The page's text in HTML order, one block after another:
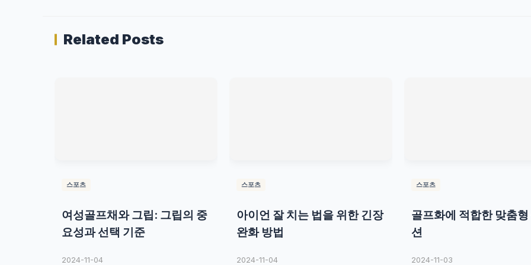
Related Posts
스포츠
여성골프채와 그립: 그립의 중
요성과 선택 기준
2024-11-04
스포츠
아이언 잘 치는 법을 위한 긴장
완화 방법
2024-11-04
스포츠
골프화에 적합한 맞춤
션
2024-11-03